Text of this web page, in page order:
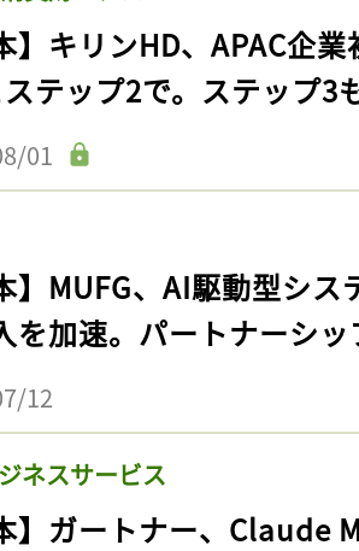
】キリンHD、APAC企
テップ2で。ステップ3
01
】MUFG、AI駆動型シ
を加速。パートナーシ
12
ネスサービス
】ガートナー、Claude